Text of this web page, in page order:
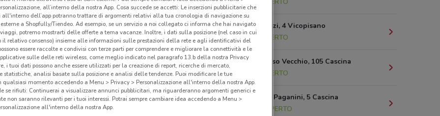
-5 GIORNI
PENNY
Scade mercoledì 3 km
Via Guerrazzi, 4 Vicopisano
6.3 km
APERTO
Via Del Fosso Vecchio, 105 Cascina
APERTO
Via Niccolò Paganini, 5 Cascina
APERTO
all’interno della nostra App. Cosa succede se accetti: Le inserzioni pubblicitarie che
all'interno dell’app potranno trattare di argomenti relativi alla tua cronologia di navigazione su
a Shopfully/Tiendeo. Ad esempio, se un servizio a noi collegato ci informa che hai navigato
potremo mostrarti delle offerte a tema vacanze. Inoltre, i dati sulla posizione (nel caso in cui
il relativo consenso) insieme alle informazioni sulle prestazioni della rete e agli identificativi del
essere raccolte e condivisi con terze parti per comprendere e migliorare la connettività e le
sulle delle reti wireless, come meglio indicato nel paragrafo 13.b della nostra Privacy
i tuoi dati possono anche essere utilizzati per la creazione di report, ricerche di mercato,
statistiche, analisi basate sulla posizione e analisi delle tendenze. Puoi modificare le tue
qualsiasi momento accedendo a Menu > Privacy > Personalizzazione all'interno della nostra App.
se rifiuti: Continuerai a visualizzare annunci pubblicitari, ma riguarderanno argomenti generici e
non saranno rilevanti per i tuoi interessi. Potrai sempre cambiare idea accedendo a Menu >
all'interno della nostra App.